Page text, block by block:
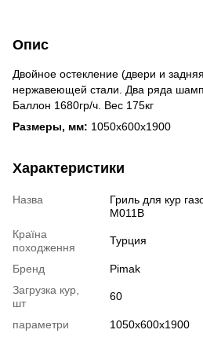
Опис
Двойное остекление (двери и
нержавеющей стали. Два ряда
Баллон 1680гр/ч. Вес 175кг
Размеры, мм: 1050x600x1900
Характеристики
Назва
Гриль для кур
М011B
Країна
походження
Турция
Бренд
Pimak
Загрузка кур,
шт
60
параметри
1050x600x1900